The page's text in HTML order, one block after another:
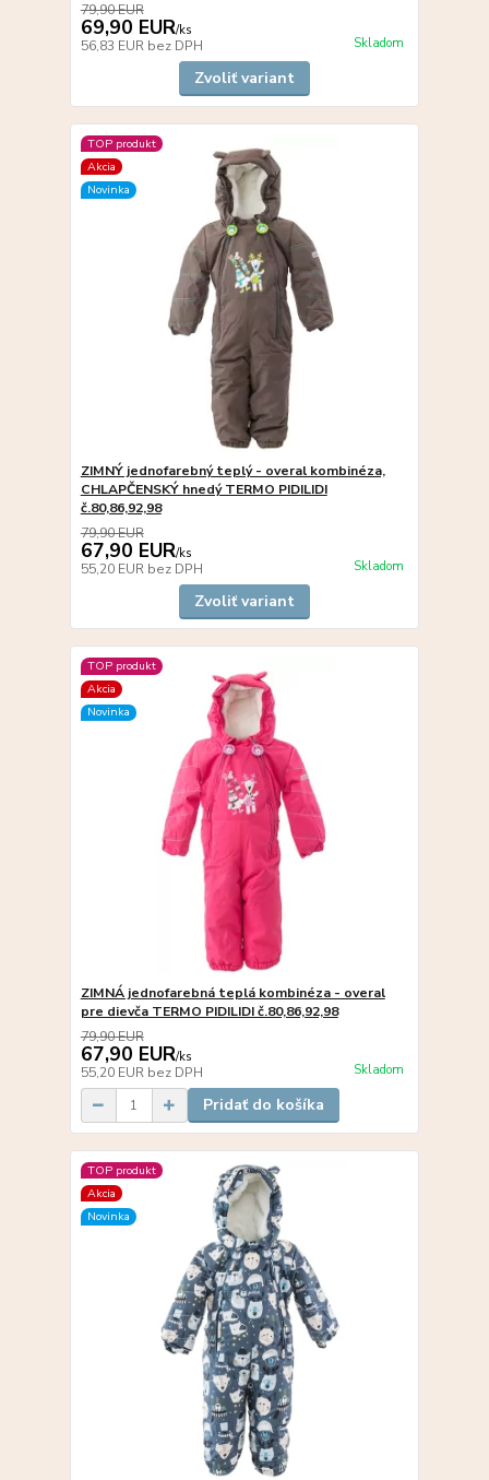
79,90 EUR
69,90 EUR/ks
56,83 EUR bez DPH Skladom
Zvoliť variant
TOP produkt
Akcia
Novinka
ZIMNÝ jednofarebný teplý - overal kombinéza,
CHLAPČENSKÝ hnedý TERMO PIDILIDI
č.80,86,92,98
79,90 EUR
67,90 EUR/ks
55,20 EUR bez DPH Skladom
Zvoliť variant
TOP produkt
Akcia
Novinka
ZIMNÁ jednofarebná teplá kombinéza - overal
pre dievča TERMO PIDILIDI č.80,86,92,98
79,90 EUR
67,90 EUR/ks
55,20 EUR bez DPH Skladom
Pridať do košíka
TOP produkt
Akcia
Novinka